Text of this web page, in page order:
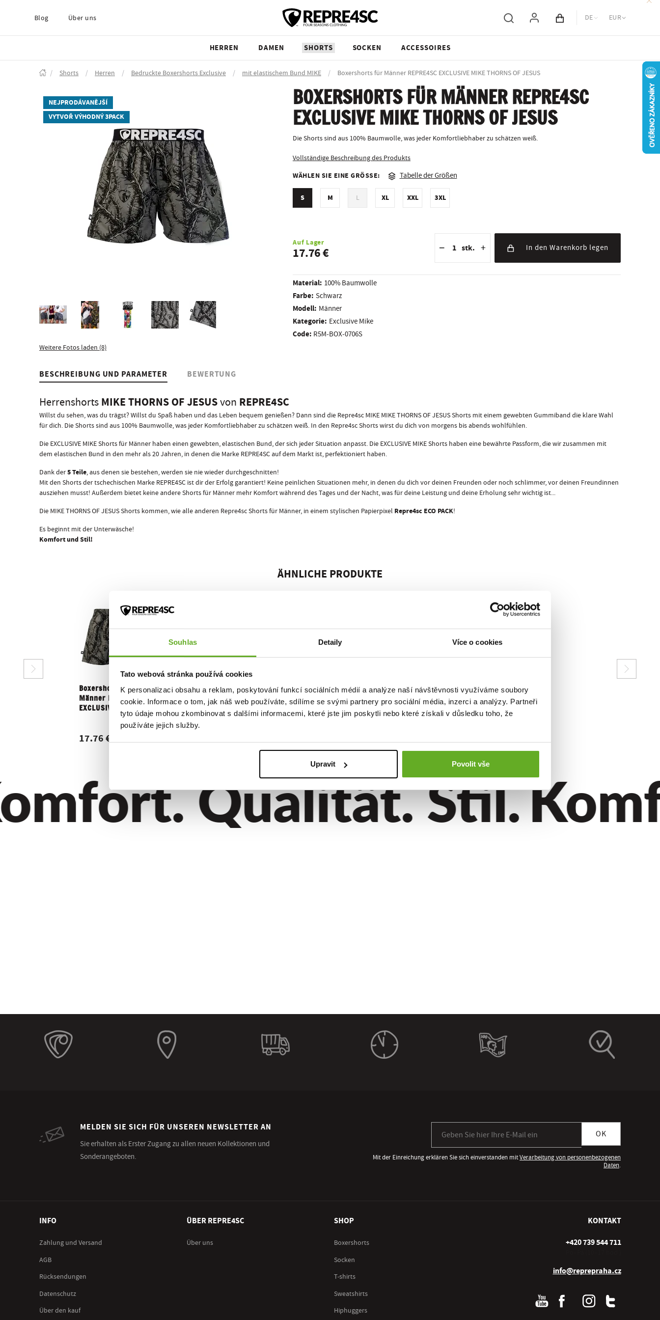
Souhlas Detaily Více o cookies
Tato webová stránka používá cookies
K personalizaci obsahu a reklam, poskytování funkcí sociálních médií a analýze naší návštěvnosti využíváme soubory
cookie. Informace o tom, jak náš web používáte, sdílíme se svými partnery pro sociální média, inzerci a analýzy. Partneři
tyto údaje mohou zkombinovat s dalšími informacemi, které jste jim poskytli nebo které získali v důsledku toho, že
používáte jejich služby.
Upravit Povolit vše
Blog Über uns Inhalt des Wagens
DE EUR
HERREN DAMEN SHORTS SOCKEN ACCESSOIRES
/ Shorts / Herren / Bedruckte Boxershorts Exclusive / mit elastischem Bund MIKE / Boxershorts für Männer REPRE4SC EXCLUSIVE MIKE THORNS OF JESUS
NEJPRODÁVANĚJŠÍ
VYTVOŘ VÝHODNÝ 3PACK
Weitere Fotos laden (8)
BOXERSHORTS FÜR MÄNNER REPRE4SC
EXCLUSIVE MIKE THORNS OF JESUS
Die Shorts sind aus 100% Baumwolle, was jeder Komfortliebhaber zu schätzen weiß.
Vollständige Beschreibung des Produkts
WÄHLEN SIE EINE GRÖSSE: Tabelle der Größen
S M L XL XXL 3XL
Auf Lager
17.76 € − stk. + In den Warenkorb legen
Material: 100% Baumwolle
Farbe: Schwarz
Modell: Männer
Kategorie: Exclusive Mike
Code: R5M-BOX-0706S
BESCHREIBUNG UND PARAMETER BEWERTUNG
Herrenshorts MIKE THORNS OF JESUSvon REPRE4SC
Willst du sehen, was du trägst? Willst du Spaß haben und das Leben bequem genießen? Dann sind die Repre4sc MIKE MIKE THORNS OF JESUS Shorts mit einem gewebten Gummiband die klare Wahl
für dich. Die Shorts sind aus 100% Baumwolle, was jeder Komfortliebhaber zu schätzen weiß. In den Repre4sc Shorts wirst du dich von morgens bis abends wohlfühlen.
Die EXCLUSIVE MIKE Shorts für Männer haben einen gewebten, elastischen Bund, der sich jeder Situation anpasst. Die EXCLUSIVE MIKE Shorts haben eine bewährte Passform, die wir zusammen mit
dem elastischen Bund in den mehr als 20 Jahren, in denen die Marke REPRE4SC auf dem Markt ist, perfektioniert haben.
Dank der5 Teile, aus denen sie bestehen, werden sie nie wieder durchgeschnitten!
Mit den Shorts der tschechischen Marke REPRE4SC ist dir der Erfolg garantiert! Keine peinlichen Situationen mehr, in denen du dich vor deinen Freunden oder noch schlimmer, vor deinen Freundinnen
ausziehen musst! Außerdem bietet keine andere Shorts für Männer mehr Komfort während des Tages und der Nacht, was für deine Leistung und deine Erholung sehr wichtig ist...
Die MIKE THORNS OF JESUS Shorts kommen, wie alle anderen Repre4sc Shorts für Männer, in einem stylischen Papierpixel Repre4sc ECO PACK!
Es beginnt mit der Unterwäsche!
Komfort und Stil!
ÄHNLICHE PRODUKTE
Boxershorts für
Männer REPRE4SC
EXCLUSIVE...
17.76 €
Qualität. Stil.
MELDEN SIE SICH FÜR UNSEREN NEWSLETTER AN
Sie erhalten als Erster Zugang zu allen neuen Kollektionen und
Sonderangeboten.
OK
Mit der Einreichung erklären Sie sich einverstanden mitVerarbeitung von personenbezogenen
Daten.
INFO
Zahlung und Versand
AGB
Rücksendungen
Datenschutz
Über den kauf
ÜBER REPRE4SC
Über uns
SHOP
Boxershorts
Socken
T-shirts
Sweatshirts
Hiphuggers
KONTAKT
+420 739 544 711
info@reprepraha.cz